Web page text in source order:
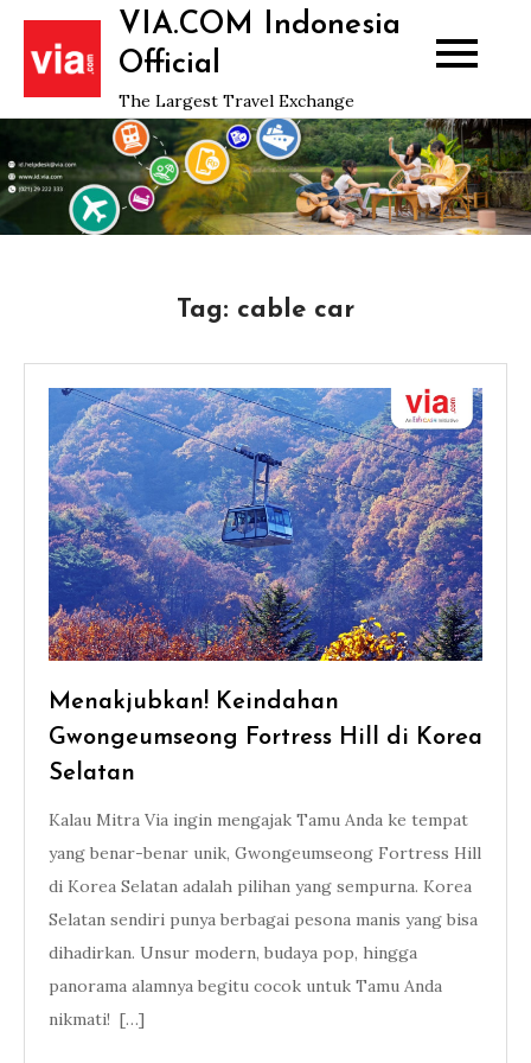
Skip
content
VIA.COM Indonesia
Official
The Largest Travel Exchange
Tag: cable car
Menakjubkan! Keindahan
Gwongeumseong Fortress Hill di Korea
Selatan
Kalau Mitra Via ingin mengajak Tamu Anda ke tempat
yang benar-benar unik, Gwongeumseong Fortress Hill
di Korea Selatan adalah pilihan yang sempurna. Korea
Selatan sendiri punya berbagai pesona manis yang bisa
dihadirkan. Unsur modern, budaya pop, hingga
panorama alamnya begitu cocok untuk Tamu Anda
nikmati! […]